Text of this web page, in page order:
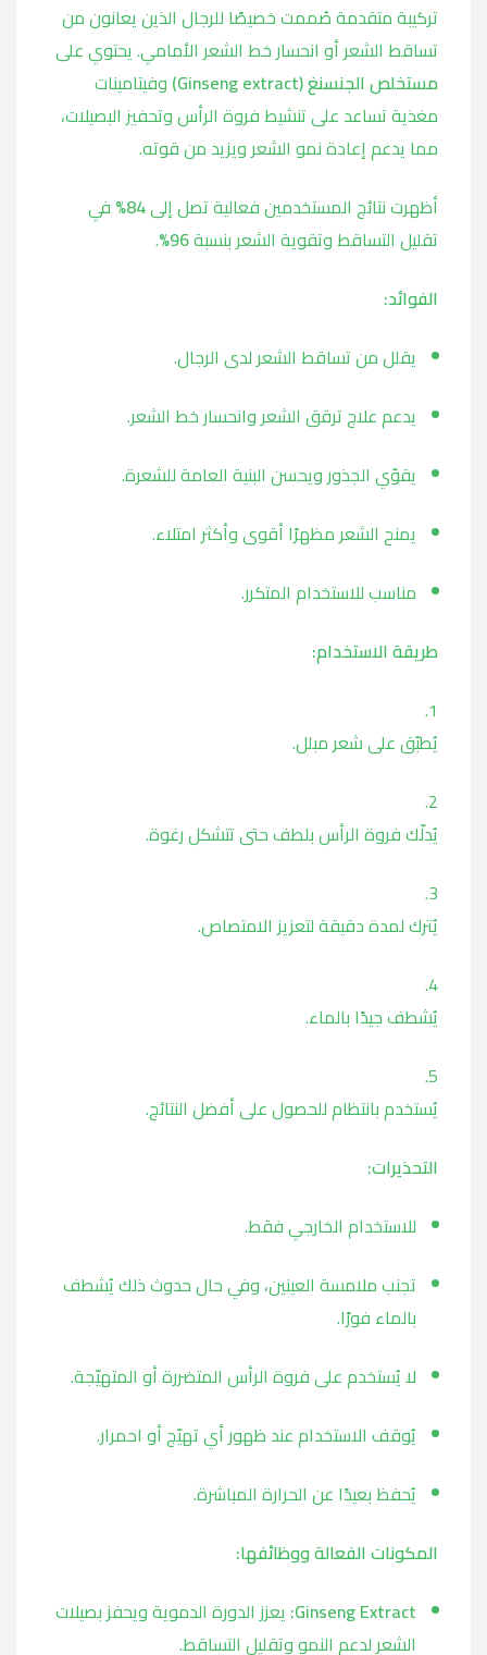
تركيبة متقدمة صُممت خصيصًا للرجال الذين يعانون من
تساقط الشعر أو انحسار خط الشعر الأمامي. يحتوي على
مستخلص الجنسنغ (Ginseng extract)
وفيتامينات
مغذية تساعد على تنشيط فروة الرأس وتحفيز البصيلات،
مما يدعم إعادة نمو الشعر ويزيد من قوته.
أظهرت نتائج المستخدمين فعالية تصل إلى84% في
تقليل التساقط وتقوية الشعر بنسبة96%
.
الفوائد:
يقلل من تساقط الشعر لدى الرجال.
يدعم علاج ترقق الشعر وانحسار خط الشعر.
يقوّي الجذور ويحسن البنية العامة للشعرة.
يمنح الشعر مظهرًا أقوى وأكثر امتلاء.
مناسب للاستخدام المتكرر.
طريقة الاستخدام:
يُطبّق على شعر مبلل.
يُدلّك فروة الرأس بلطف حتى تتشكل رغوة.
يُترك لمدة دقيقة لتعزيز الامتصاص.
يُشطف جيدًا بالماء.
يُستخدم بانتظام للحصول على أفضل النتائج.
التحذيرات:
للاستخدام الخارجي فقط.
تجنب ملامسة العينين، وفي حال حدوث ذلك يُشطف
بالماء فورًا.
لا يُستخدم على فروة الرأس المتضررة أو المتهيّجة.
يُوقف الاستخدام عند ظهور أي تهيّج أو احمرار.
يُحفظ بعيدًا عن الحرارة المباشرة.
المكونات الفعالة ووظائفها:
Ginseng Extract: يعزز الدورة الدموية ويحفز بصيلات
الشعر لدعم النمو وتقليل التساقط.